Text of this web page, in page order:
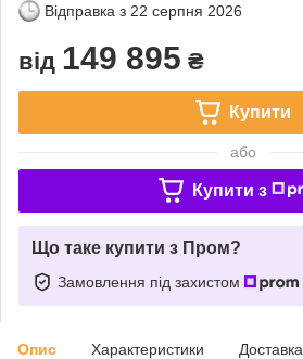
Відправка з 22 серпня 2026
від 149 895 ₴
Купити
або
Купити з
Що таке купити з Пром?
Замовлення під захистом
Опис Характеристики Доставка